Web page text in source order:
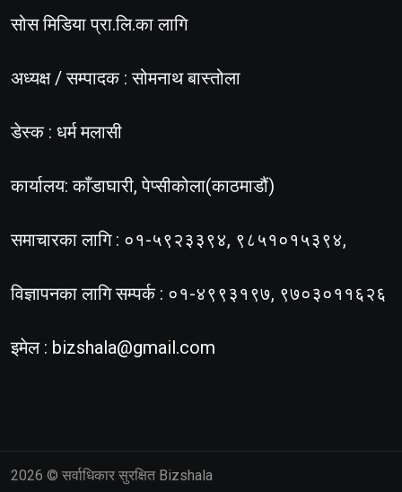
सोस मिडिया प्रा.लि.का लागि
अध्यक्ष / सम्पादक : सोमनाथ बास्तोला
डेस्क : धर्म मलासी
कार्यालय: काँडाघारी, पेप्सीकोला(काठमाडौं)
समाचारका लागि : ०१-५९२३३९४, ९८५१०१५३९४,
विज्ञापनका लागि सम्पर्क : ०१-४९९३१९७, ९७०३०११६२६
इमेल : bizshala@gmail.com
2026 © सर्वाधिकार सुरक्षित Bizshala